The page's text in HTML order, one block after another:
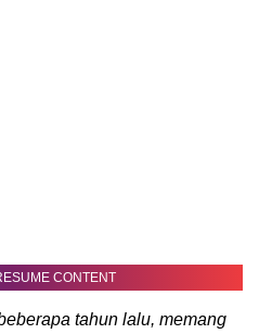
CONTENT
tahun lalu, memang